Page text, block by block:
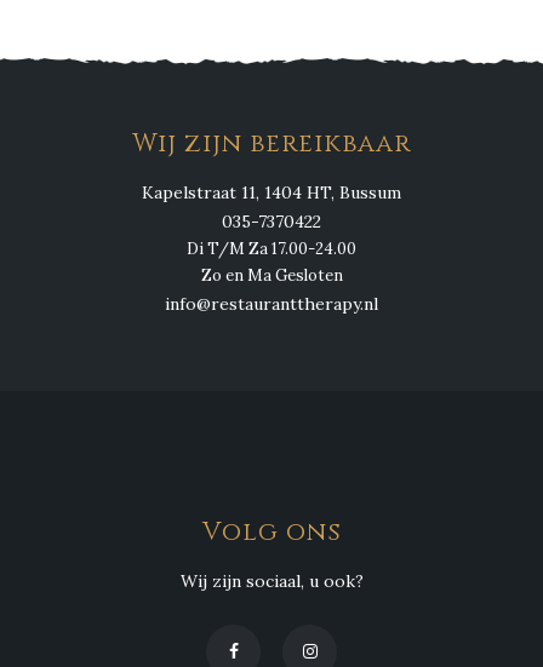
Wij zijn bereikbaar
Kapelstraat 11, 1404 HT, Bussum
035-7370422
Di T/M Za 17.00-24.00
Zo en Ma Gesloten
info@restauranttherapy.nl
Volg ons
Wij zijn sociaal, u ook?